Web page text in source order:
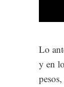
Lo
y en